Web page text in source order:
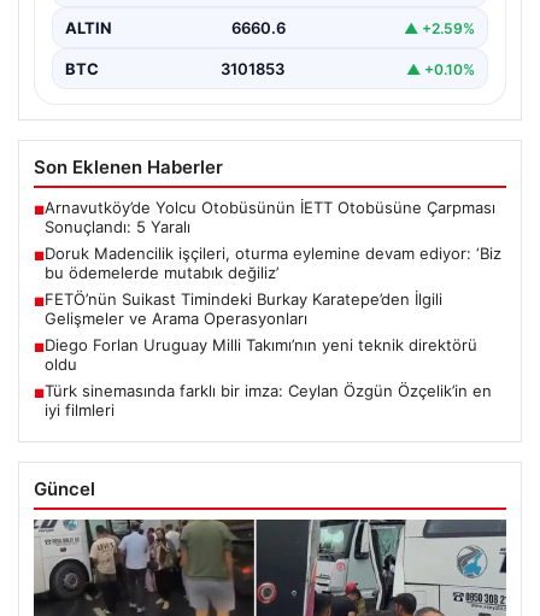
ALTIN 6660.6 ▲ +2.59%
BTC 3101853 ▲ +0.10%
Son Eklenen Haberler
■Arnavutköy’de Yolcu Otobüsünün İETT Otobüsüne Çarpması
Sonuçlandı: 5 Yaralı
■Doruk Madencilik işçileri, oturma eylemine devam ediyor: ‘Biz
bu ödemelerde mutabık değiliz’
■FETÖ’nün Suikast Timindeki Burkay Karatepe’den İlgili
Gelişmeler ve Arama Operasyonları
■Diego Forlan Uruguay Milli Takımı’nın yeni teknik direktörü
oldu
■Türk sinemasında farklı bir imza: Ceylan Özgün Özçelik’in en
iyi filmleri
Güncel